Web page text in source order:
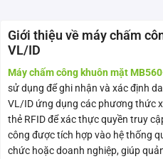
Giới thiệu về máy chấm
VL/ID
Máy chấm công khuôn mặt
sử dụng để ghi nhận và xác định
VL/ID ứng dụng các phương thức
thẻ RFID để xác thực quyền truy
công được tích hợp vào hệ thống
chức hoặc doanh nghiệp, giúp